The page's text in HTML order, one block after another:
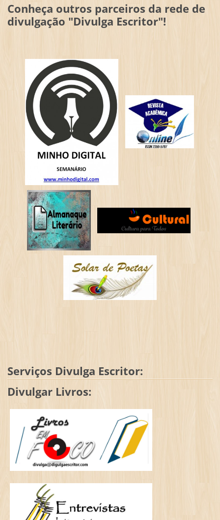
Conheça outros parceiros da rede de
divulgação "Divulga Escritor"!
Serviços Divulga Escritor:
Divulgar Livros: